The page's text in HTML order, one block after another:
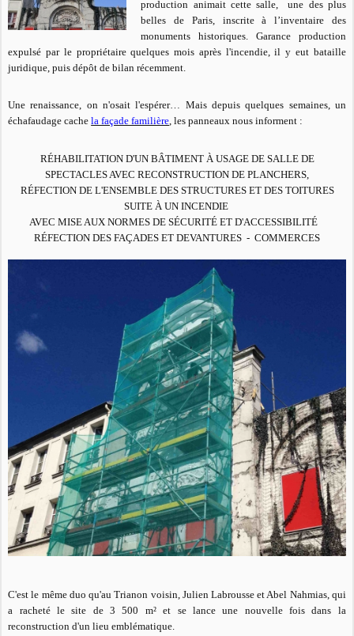
production animait cette salle, une des plus
belles de Paris, inscrite à l’inventaire des
monuments historiques.Garance production
expulsé par le propriétaire quelques mois après l'incendie, il y eut bataille
juridique, puis dépôt de bilan récemment.
Une renaissance, on n'osait l'espérer… Mais depuis quelques semaines, un
échafaudage cachela façade familière, les panneaux nous informent :
RÉHABILITATION D'UN BÂTIMENT À USAGE DE SALLE DE
SPECTACLES AVEC RECONSTRUCTION DE PLANCHERS,
RÉFECTION DE L'ENSEMBLE DES STRUCTURES ET DES TOITURES
SUITE À UN INCENDIE
AVEC MISE AUX NORMES DE SÉCURITÉ ET D'ACCESSIBILITÉ
RÉFECTION DES FAÇADES ET DEVANTURES - COMMERCES
C'est le même duo qu'au Trianon voisin, Julien Labrousse et Abel Nahmias, qui
a racheté le site de 3 500 m² et se lance une nouvelle fois dans la
reconstruction d'un lieu emblématique.